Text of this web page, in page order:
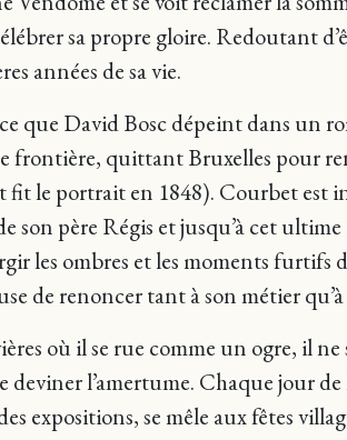
sa propre gloire. Redoutant
années de sa vie.
que David Bosc dépeint dans un
quittant Bruxelles pour
le portrait en 1848). Courbet est
son père Régis et jusqu’à cet ultime
les ombres et les moments furtifs
de renoncer tant à son métier qu’à
où il se rue comme un ogre, il
deviner l’amertume. Chaque jour
expositions, se mêle aux fêtes